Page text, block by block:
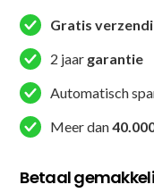
/
(ARABEMWHRE)
aantal
Gratis
2 jaar garantie
Automatisch
Meer dan
Betaal